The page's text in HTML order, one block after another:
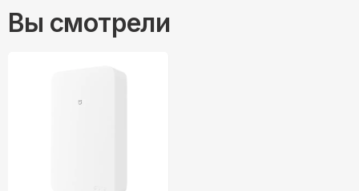
Вы смотрели